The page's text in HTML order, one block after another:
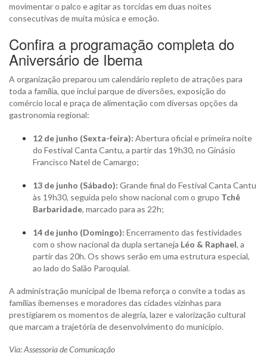
movimentar o palco e agitar as torcidas em duas noites
consecutivas de muita música e emoção.
Confira a programação completa do
Aniversário de Ibema
A organização preparou um calendário repleto de atrações para
toda a família, que inclui parque de diversões, exposição do
comércio local e praça de alimentação com diversas opções da
gastronomia regional:
12 de junho (Sexta-feira): Abertura oficial e primeira noite
do Festival Canta Cantu, a partir das 19h30, no Ginásio
Francisco Natel de Camargo;
13 de junho (Sábado): Grande final do Festival Canta Cantu
às 19h30, seguida pelo show nacional com o grupo Tchê
Barbaridade, marcado para as 22h;
14 de junho (Domingo): Encerramento das festividades
com o show nacional da dupla sertaneja Léo & Raphael, a
partir das 20h. Os shows serão em uma estrutura especial,
ao lado do Salão Paroquial.
A administração municipal de Ibema reforça o convite a todas as
famílias ibemenses e moradores das cidades vizinhas para
prestigiarem os momentos de alegria, lazer e valorização cultural
que marcam a trajetória de desenvolvimento do município.
Via: Assessoria de Comunicação